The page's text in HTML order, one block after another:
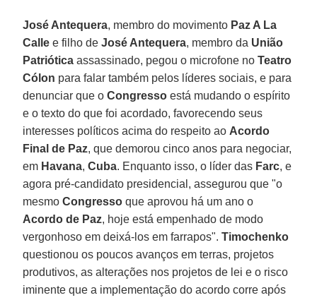
José Antequera, membro do movimento Paz A La
Calle e filho deJosé Antequera, membro da União
Patriótica assassinado, pegou o microfone noTeatro
Cólon para falar também pelos líderes sociais, e para
denunciar que oCongresso está mudando o espírito
e o texto do que foi acordado, favorecendo seus
interesses políticos acima do respeito ao Acordo
Final de Paz, que demorou cinco anos para negociar,
em Havana,Cuba. Enquanto isso, o líder das Farc, e
agora pré-candidato presidencial, assegurou que "o
mesmoCongresso que aprovou há um ano o
Acordo de Paz, hoje está empenhado de modo
vergonhoso em deixá-los em farrapos".Timochenko
questionou os poucos avanços em terras, projetos
produtivos, as alterações nos projetos de lei e o risco
iminente que a implementação do acordo corre após